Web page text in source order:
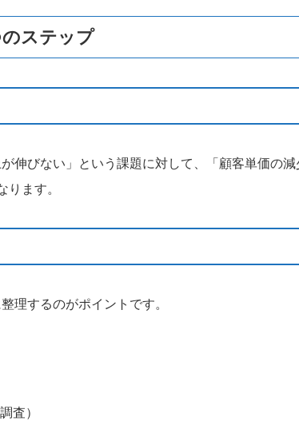
ステップ
伸びない」という課題に対して、「顧客単価の
ます。
理するのがポイントです。
査）